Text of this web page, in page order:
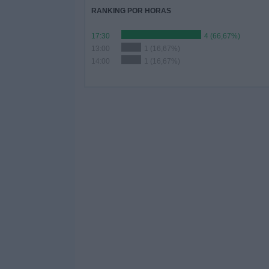
RANKING POR HORAS
17:30
4 (66,67%)
13:00
1 (16,67%)
1 (16,67%)